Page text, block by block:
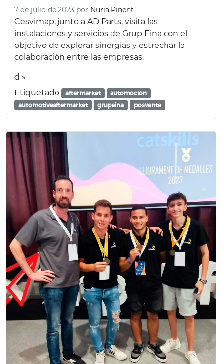
7 de julio de 2023 por Nuria Pinent
Cesvimap, junto a AD Parts, visita las
instalaciones y servicios de Grup Eina con el
objetivo de explorar sinergias y estrechar la
colaboración entre las empresas.
d »
Etiquetado
aftermarket
automoción
automotiveaftermarket
grupeina posventa